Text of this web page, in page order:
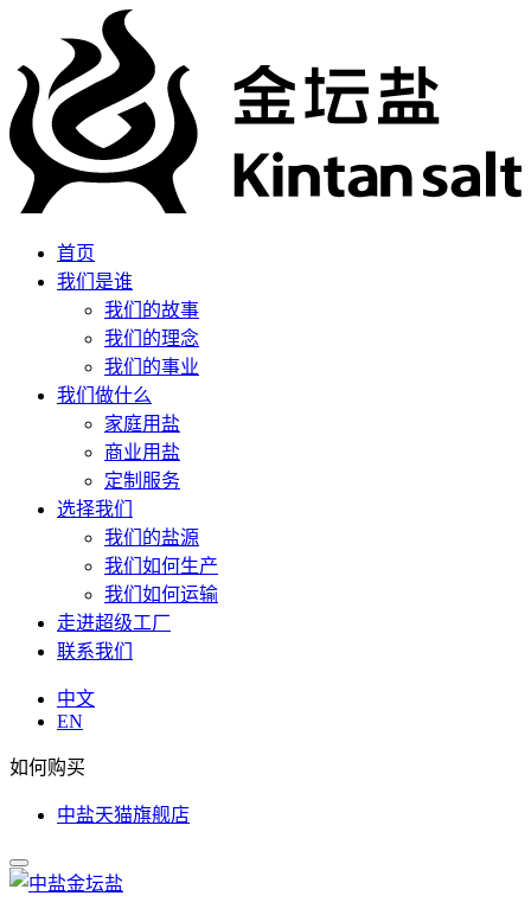
首页
我们是谁
我们的故事
我们的理念
我们的事业
我们做什么
家庭用盐
商业用盐
定制服务
选择我们
我们的盐源
我们如何生产
我们如何运输
走进超级工厂
联系我们
中文
EN
如何购买
中盐天猫旗舰店